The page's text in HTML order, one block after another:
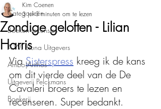
Categorieën
Boeken recensies
A.W. Bruna Uitgevers
Ambo|Anthos
Uitgeverij Pelckmans
Boekerij
Zondige geloften - Lilian
Harris
Kim Coenen
3 jul 3 minuten om te lezen
Via Sisterspress kreeg ik de kans
om dit vierde deel van de De
Cavaleri broers te lezen en
recenseren. Super bedankt.